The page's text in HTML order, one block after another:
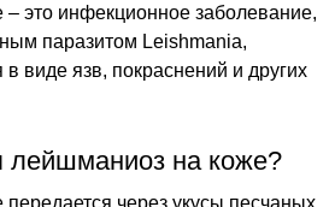
это инфекционное заболевание,
паразитом Leishmania,
в виде язв, покраснений и других
лейшманиоз на коже?
через укусы песчаных